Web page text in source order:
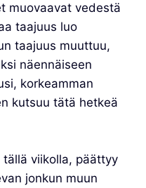
muovaavat vedestä
taajuus luo
taajuus muuttuu,
näennäiseen
korkeamman
kutsuu tätä hetkeä
viikolla, päättyy
jonkun muun